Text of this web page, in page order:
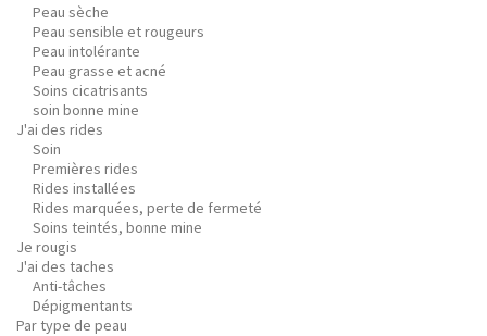
Peau sèche
Peau sensible et rougeurs
Peau intolérante
Peau grasse et acné
Soins cicatrisants
soin bonne mine
J'ai des rides
Soin
Premières rides
Rides installées
Rides marquées, perte de fermeté
Soins teintés, bonne mine
Je rougis
J'ai des taches
Anti-tâches
Dépigmentants
Par type de peau